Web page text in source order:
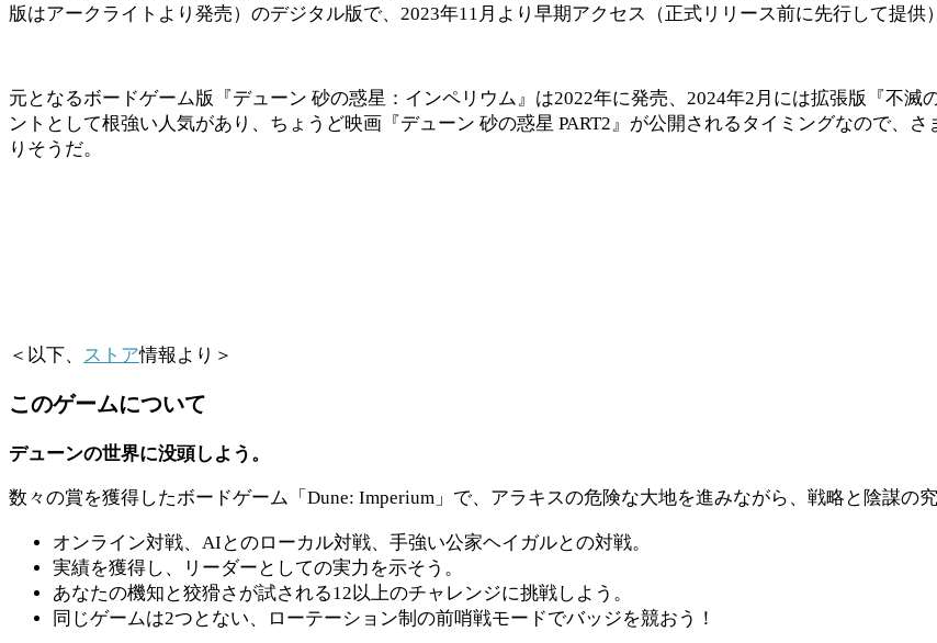
版はアークライトより発売）のデジタル版で、2023年11月より早期アクセス（正式リリース前に先行して提供
元となるボードゲーム版『デューン 砂の惑星：インペリウム』は2022年に発売、2024年2月には拡張版『不
ントとして根強い人気があり、ちょうど映画『デューン 砂の惑星 PART2』が公開されるタイミングなので、
りそうだ。
＜以下、 ストア情報より＞
このゲームについて
デューンの世界に没頭しよう。
数々の賞を獲得したボードゲーム「Dune: Imperium」で、アラキスの危険な大地を進みながら、戦略と陰謀の
オンライン対戦、AIとのローカル対戦、手強い公家ヘイガルとの対戦。
実績を獲得し、リーダーとしての実力を示そう。
あなたの機知と狡猾さが試される12以上のチャレンジに挑戦しよう。
同じゲームは2つとない、ローテーション制の前哨戦モードでバッジを競おう！